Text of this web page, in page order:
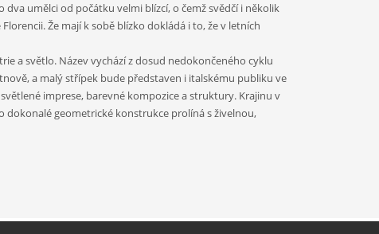
umělci od počátku velmi blízcí, o čemž svědčí i několik
Že mají k sobě blízko dokládá i to, že v letních
a světlo. Název vychází z dosud nedokončeného cyklu
a malý střípek bude představen i italskému publiku ve
imprese, barevné kompozice a struktury. Krajinu v
dokonalé geometrické konstrukce prolíná s živelnou,